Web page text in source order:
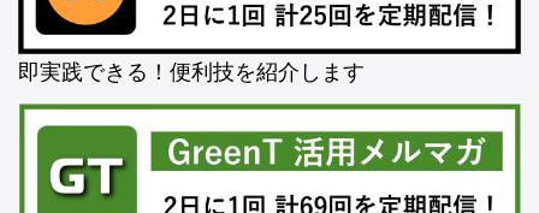
即実践できる！便利技を紹介します